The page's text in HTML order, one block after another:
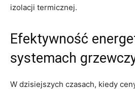
izolacji termicznej.
Efektywność
systemach
W dzisiejszych czasach,⁤ kiedy